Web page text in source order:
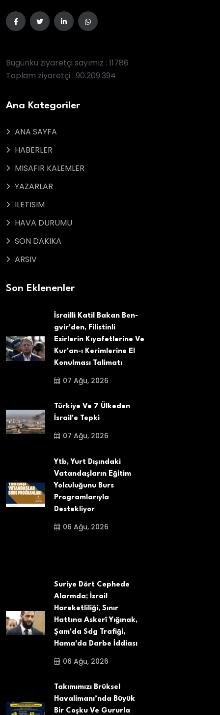
Bugünkü ziyaretçi sayımız : 11786
Toplam ziyaretçi : 90.209.394
Ana Kategoriler
ANA SAYFA
HABERLER
MISAFIR KALEMLER
YAZARLAR
ILETISIM
HAVA DURUMU
SON DAKIKA
ARSIV
Son Eklenenler
İsrailli Katil Bakan Ben-
gvir'den, Filistinli
Esirlerin Kıyafetlerine Ve
Kur'an-ı Kerimlerine El
Konulması Talimatı
07 Ağu, 2026
Türkiye Ve 7 Ülkeden
İsrail'e Tepki
07 Ağu, 2026
Ytb, Yurt Dışındaki
Vatandaşların Eğitim
Yolculuğunu Burs
Programlarıyla
Destekliyor
06 Ağu, 2026
Suriye Dört Cephede
Alarmda; İsrail
Hareketliliği, Sınır
Hattına Askerî Yığınak,
Şam'da Sdg Trafiği,
Hama'da Darbe İddiası
06 Ağu, 2026
Takımımızı Brüksel
Havalimanı’nda Büyük
Bir Coşku Ve Gururla